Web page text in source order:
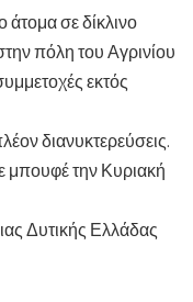
άτομα σε δίκλινο
πόλη του Αγρινίου
εκτός
διανυκτερεύσεις.
μπουφέ την Κυριακή
Δυτικής Ελλάδας